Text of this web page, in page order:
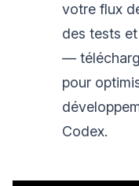
votre flux
des tests
—
pour
Codex.